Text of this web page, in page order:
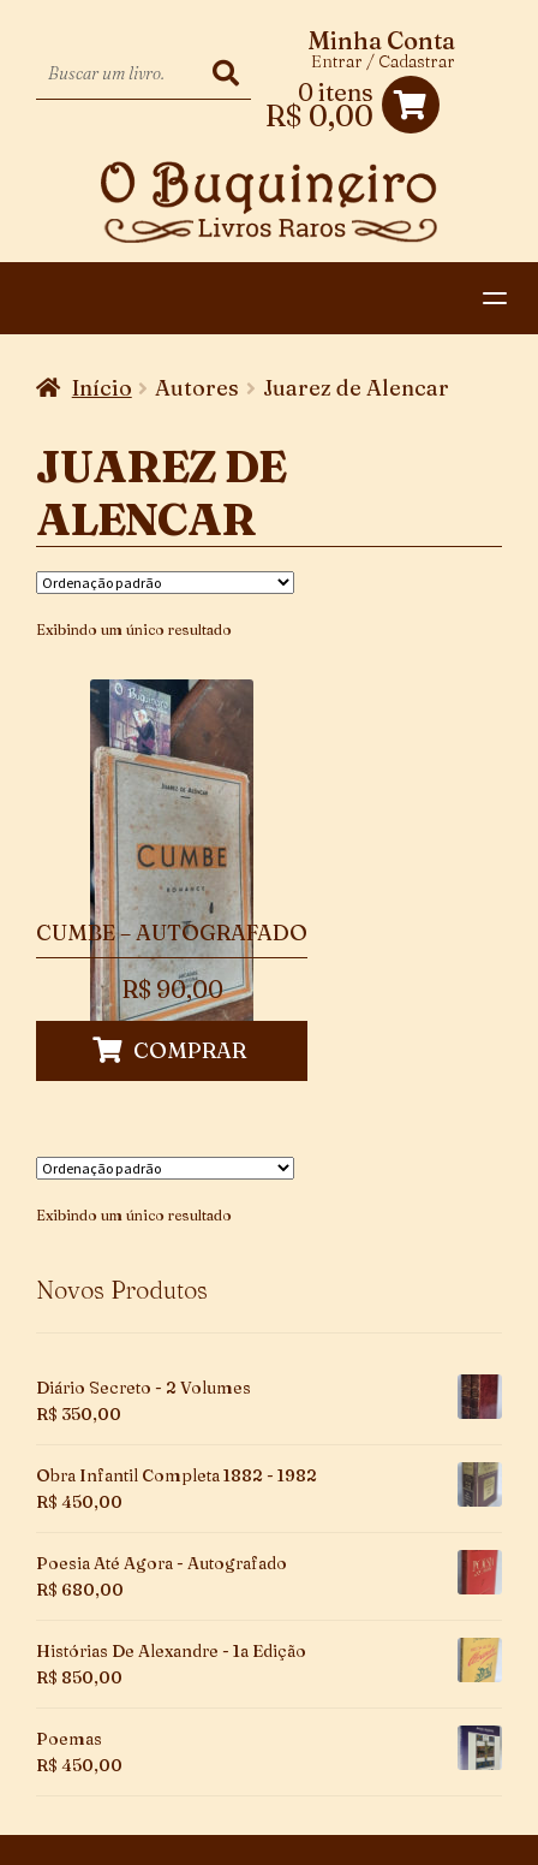
0 itens
R$ 0,00
Minha Conta
Entrar / Cadastrar
PAGAMENTO E ENTREGA
CONTATO
Início Autores Juarez de Alencar
JUAREZ DE
ALENCAR
Exibindo um único resultado
CUMBE – AUTOGRAFADO
R$ 90,00
COMPRAR
Exibindo um único resultado
Novos Produtos
Diário Secreto - 2 Volumes
R$ 350,00
Obra Infantil Completa 1882 - 1982
R$ 450,00
Poesia Até Agora - Autografado
R$ 680,00
Histórias De Alexandre - 1a Edição
R$ 850,00
Poemas
R$ 450,00